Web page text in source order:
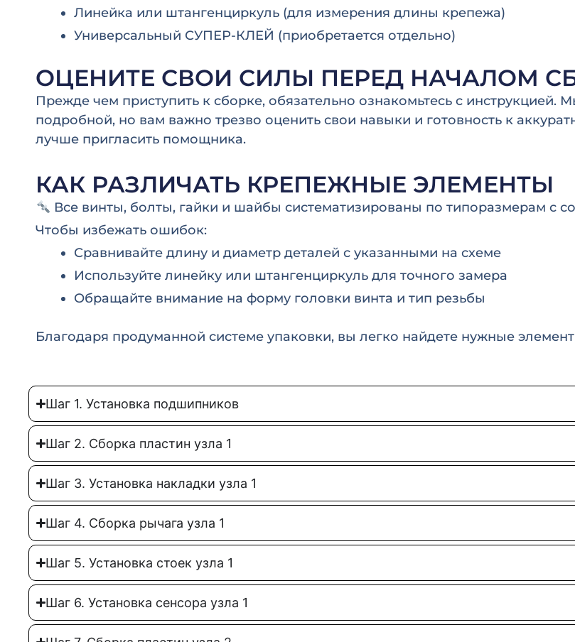
Линейка или штангенциркуль (для измерения длины крепежа)
Универсальный СУПЕР-КЛЕЙ (приобретается отдельно)
ОЦЕНИТЕ СВОИ СИЛЫ ПЕРЕД НАЧАЛОМ
Прежде чем приступить к сборке, обязательно ознакомьтесь с инструкцией.
подробной, но вам важно трезво оценить свои навыки и готовность к
лучше пригласить помощника.
КАК РАЗЛИЧАТЬ КРЕПЕЖНЫЕ ЭЛЕМЕНТЫ
Все винты, болты, гайки и шайбы систематизированы по типоразмерам с
Чтобы избежать ошибок:
Сравнивайте длину и диаметр деталей с указанными на схеме
Используйте линейку или штангенциркуль для точного замера
Обращайте внимание на форму головки винта и тип резьбы
Благодаря продуманной системе упаковки, вы легко найдете нужные
Шаг 1. Установка подшипников
Шаг 2. Сборка пластин узла 1
Шаг 3. Установка накладки узла 1
Шаг 4. Сборка рычага узла 1
Шаг 5. Установка стоек узла 1
Шаг 6. Установка сенсора узла 1​